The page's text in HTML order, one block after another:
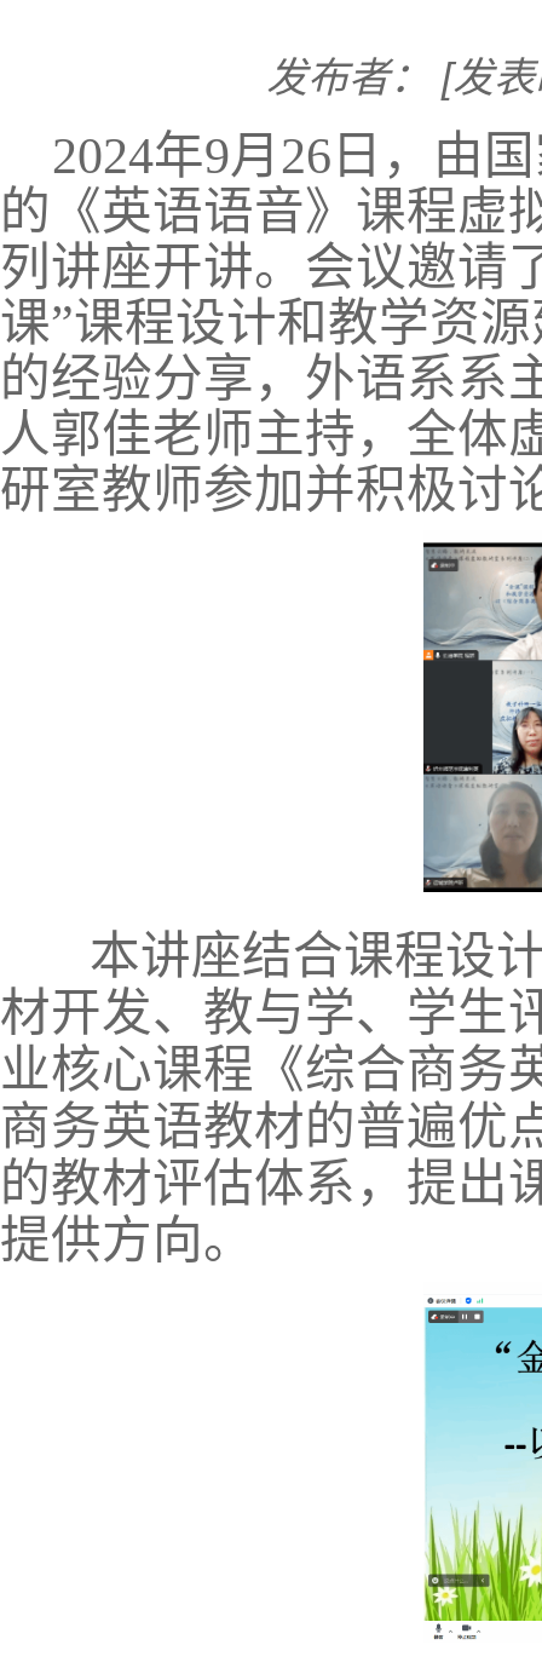
发布者： [发
2024年9月26日，由
的《英语语音》课程虚
列讲座开讲。 会议邀请
课”课程设计和教学资
的经验分享， 外语系系
人郭佳老师主持，全体
研室教师参加并积极讨
本讲座结合课程设
材开发、教与学、学生
业核心课程《综合商务
商务英语教材的普遍优
的教材评估体系，提出
提供方向。